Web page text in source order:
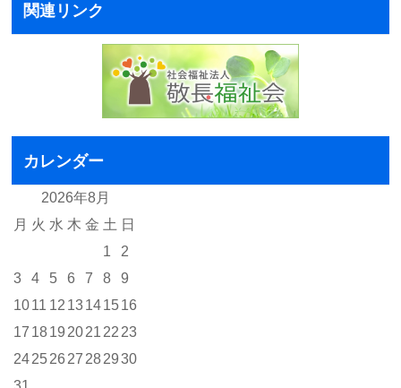
関連リンク
カレンダー
2026年8月
月 火 水 木 金 土 日
1
2
3
4 5 6 7 8
9
1011 12 13141516
17 1819 2021 22 23
242526 27 2829 30